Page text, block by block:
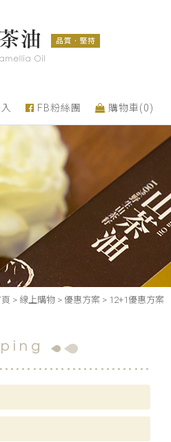
FB粉絲團 購物車(0)
> 線上購物 > 優惠方案 > 12+1優惠方案